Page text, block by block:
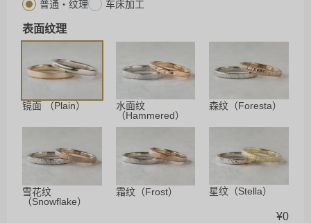
普通・纹理 车床加工
表面纹理
镜面 （Plain）
水面纹
（Hammered）
森纹（Foresta）
雪花纹
（Snowflake）
霜纹（Frost） 星纹（Stella）
¥0